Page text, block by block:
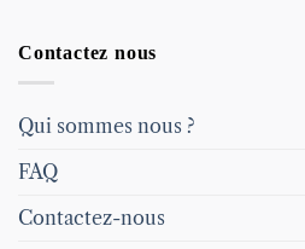
Contactez nous
Qui sommes nous ?
FAQ
Contactez-nous